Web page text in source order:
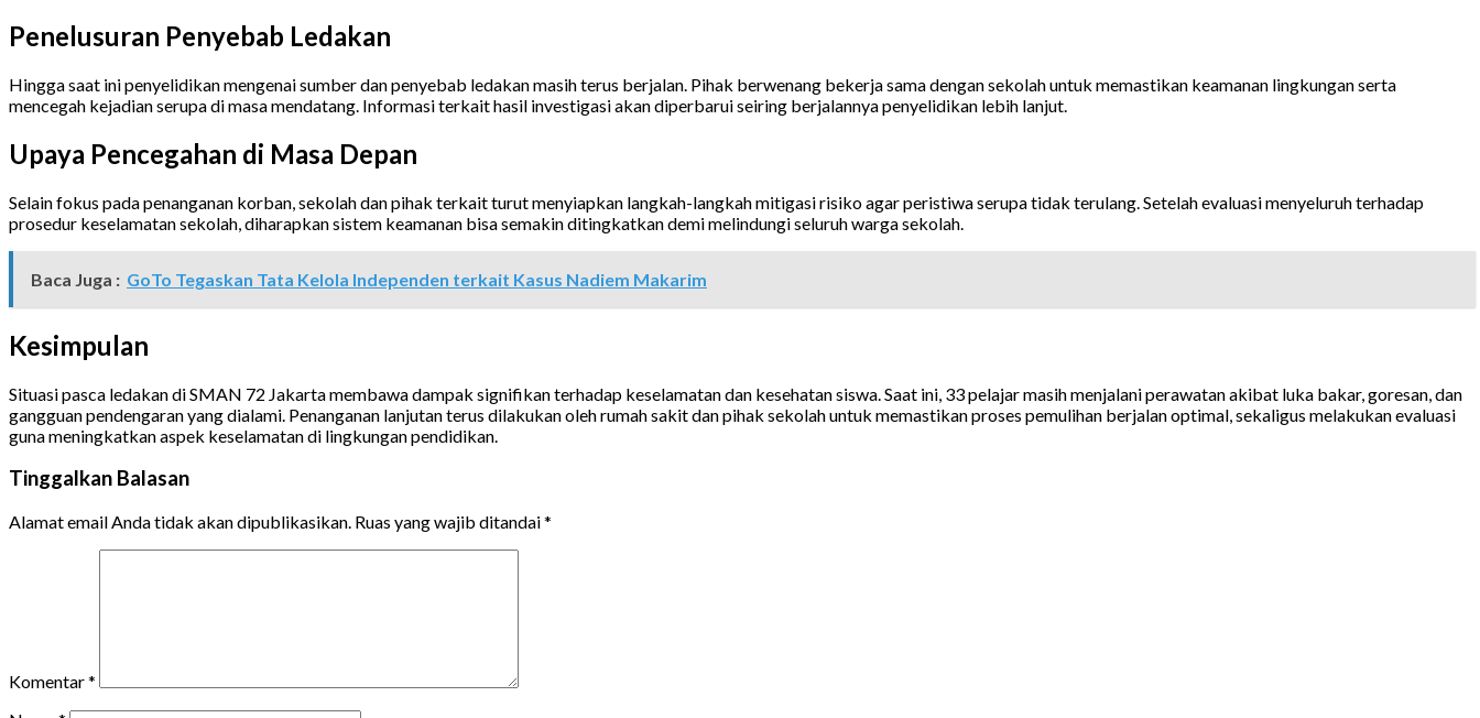
Penelusuran Penyebab Ledakan
Hingga saat ini penyelidikan mengenai sumber dan penyebab ledakan masih terus berjalan. Pihak berwenang bekerja sama dengan sekolah untuk memastikan keamanan lingkungan serta
mencegah kejadian serupa di masa mendatang. Informasi terkait hasil investigasi akan diperbarui seiring berjalannya penyelidikan lebih lanjut.
Upaya Pencegahan di Masa Depan
Selain fokus pada penanganan korban, sekolah dan pihak terkait turut menyiapkan langkah-langkah mitigasi risiko agar peristiwa serupa tidak terulang. Setelah evaluasi menyeluruh terhadap
prosedur keselamatan sekolah, diharapkan sistem keamanan bisa semakin ditingkatkan demi melindungi seluruh warga sekolah.
Baca Juga : GoTo Tegaskan Tata Kelola Independen terkait Kasus Nadiem Makarim
Kesimpulan
Situasi pasca ledakan di SMAN 72 Jakarta membawa dampak signifikan terhadap keselamatan dan kesehatan siswa. Saat ini, 33 pelajar masih menjalani perawatan akibat luka bakar, goresan, dan
gangguan pendengaran yang dialami. Penanganan lanjutan terus dilakukan oleh rumah sakit dan pihak sekolah untuk memastikan proses pemulihan berjalan optimal, sekaligus melakukan evaluasi
guna meningkatkan aspek keselamatan di lingkungan pendidikan.
Tinggalkan Balasan
Alamat email Anda tidak akan dipublikasikan. Ruas yang wajib ditandai*
Komentar*